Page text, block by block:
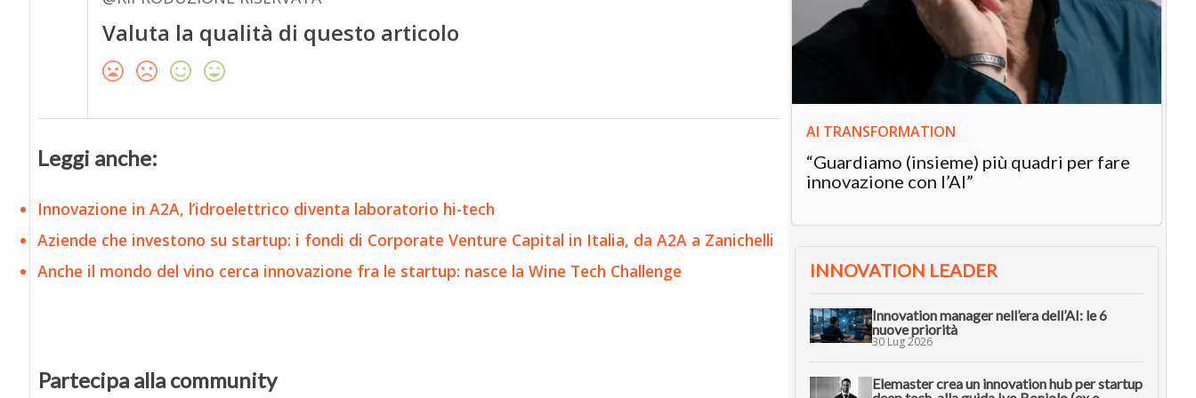
Valuta la qualità di questo articolo
Leggi anche:
Innovazione in A2A, l’idroelettrico diventa laboratorio hi-tech
Aziende che investono su startup: i fondi di Corporate Venture Capital in Italia, da A2A a Zanichelli
Anche il mondo del vino cerca innovazione fra le startup: nasce la Wine Tech Challenge
Partecipa alla community
AI TRANSFORMATION
“Guardiamo (insieme) più quadri per fare
innovazione con l’AI”
INNOVATION LEADER
Innovation manager nell’era dell’AI: le 6
nuove priorità
30 Lug 2026
Elemaster crea un innovation hub per startup